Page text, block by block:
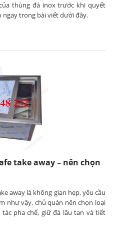
thùng đá inox trước khi quyết
ngay trong bài viết dưới đây.
take away – nên chọn
away là không gian hẹp, yêu cầu
như vậy, chủ quán nên chọn loại
pha chế, giữ đá lâu tan và tiết